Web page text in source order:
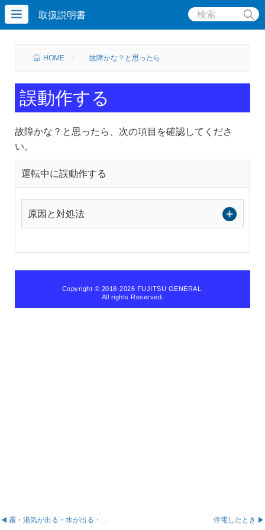
取扱説明書
HOME 故障かな？と思ったら
誤動作する
故障かな？と思ったら、次の項目を確認してくださ
い。
運転中に誤動作する
原因と対処法
Copyright © 2018-2026 FUJITSU GENERAL.
All rights Reserved.
霧・湯気が出る・水が出る・風がにおう・天井や壁が汚れる 停電したとき